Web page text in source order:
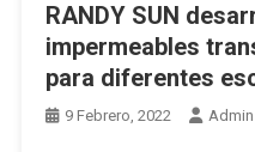
RANDY SUN
impermeables
para diferentes
9 Febrero, 2022 Admin